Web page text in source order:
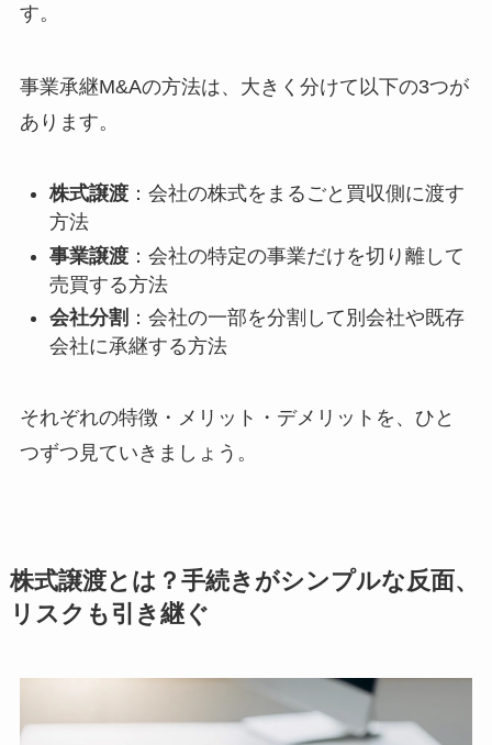
す。
事業承継M&Aの方法は、大きく分けて以下の3つが
あります。
株式譲渡：会社の株式をまるごと買収側に渡す
方法
事業譲渡：会社の特定の事業だけを切り離して
売買する方法
会社分割 ：会社の一部を分割して別会社や既存
会社に承継する方法
それぞれの特徴・メリット・デメリットを、ひと
つずつ見ていきましょう。
株式譲渡とは？手続きがシンプルな反面、
リスクも引き継ぐ